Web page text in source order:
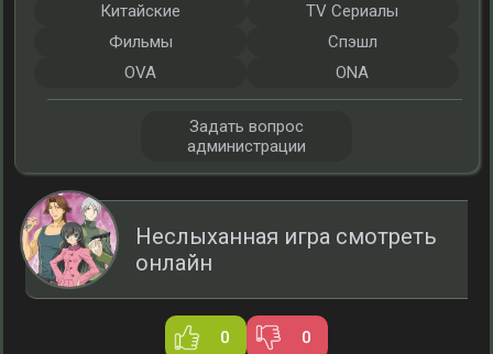
Неслыханная игра смотреть
онлайн
0 0
Китайские
TV Сериалы
Фильмы
Спэшл
OVA
ONA
Задать вопрос
администрации